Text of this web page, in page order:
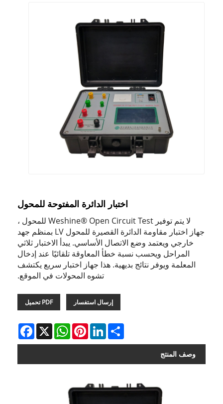
اختبار الدائرة المفتوحة للمحول
لا يتم توفير Weshine® Open Circuit Test للمحول ،
جهاز اختبار مقاومة الدائرة القصيرة للمحول LV بمنظم جهد
خارجي ويعتمد وضع الاتصال الأساسي. يبدأ الاختبار ثلاثي
المراحل ويحسب نسبة خطأ المعاوقة تلقائيًا عند إدخال
المعلمة ويوفر نتائج بديهية. هذا جهاز اختبار سريع يكتشف
تشوه المحولات في الموقع.
إرسال استفسار PDF تحميل
Facebook X
WhatsAppPinterestLinkedInShare
وصف المنتج